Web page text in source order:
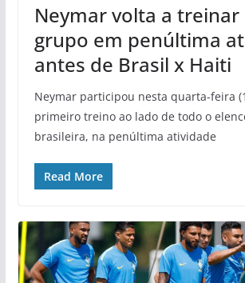
Neymar volta a treinar
grupo em penúltima
antes de Brasil x Haiti
Neymar participou nesta quarta-feira
primeiro treino ao lado de todo o
brasileira, na penúltima atividade
Read More